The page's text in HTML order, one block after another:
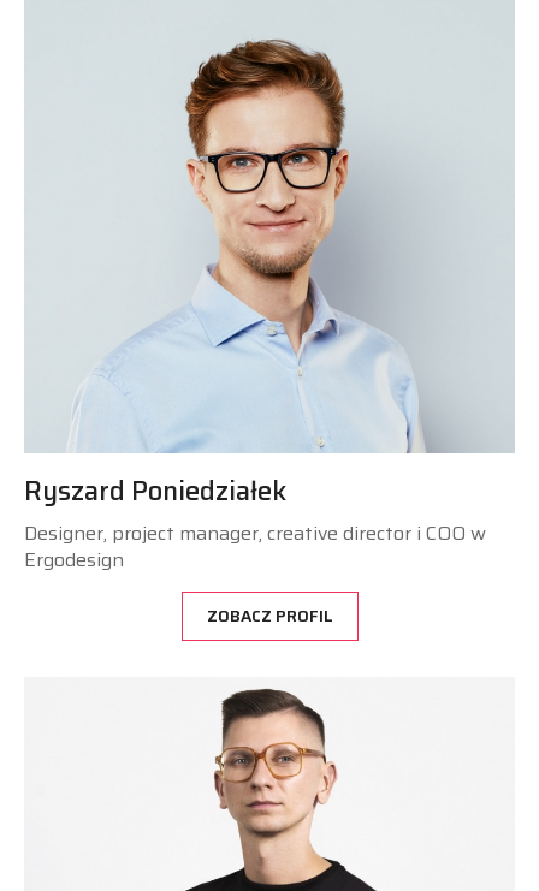
Ryszard Poniedziałek
Designer, project manager, creative director i COO w
Ergodesign
ZOBACZ PROFIL